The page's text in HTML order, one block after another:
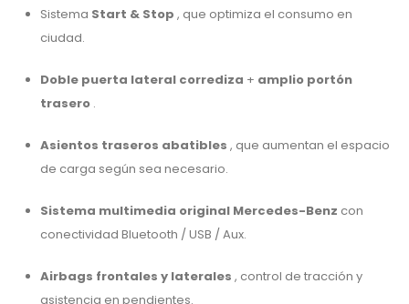
Sistema Start & Stop , que optimiza el consumo en
ciudad.
Doble puerta lateral corrediza + amplio portón
trasero .
Asientos traseros abatibles , que aumentan el espacio
de carga según sea necesario.
Sistema multimedia original Mercedes-Benz con
conectividad Bluetooth / USB / Aux.
Airbags frontales y laterales , control de tracción y
asistencia en pendientes.